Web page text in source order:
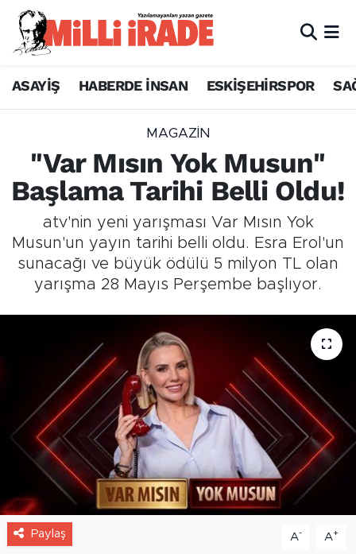
ASAYİŞ HABERDE İNSAN ESKİŞEHİRSPOR
MAGAZİN
"Var Mısın Yok Musun"
Başlama Tarihi Belli Oldu!
atv'nin yeni yarışması Var Mısın Yok
Musun'un yayın tarihi belli oldu. Esra Erol'un
sunacağı ve büyük ödülü 5 milyon TL olan
yarışma 28 Mayıs Perşembe başlıyor.
Paylaş A- A+